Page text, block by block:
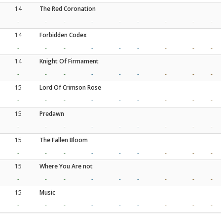
14
The Red Coronation
-
- - - - - - -
-
14
Forbidden Codex
-
- - - - - - -
-
14
Knight Of Firmament
-
- - - - - - -
-
15
Lord Of Crimson Rose
-
- - - - - - -
-
15
Predawn
-
- - - - - - -
-
15
The Fallen Bloom
-
- - - - - - -
-
15
Where You Are not
-
- - - - - - -
-
15
Music
-
- - - - - - -
-